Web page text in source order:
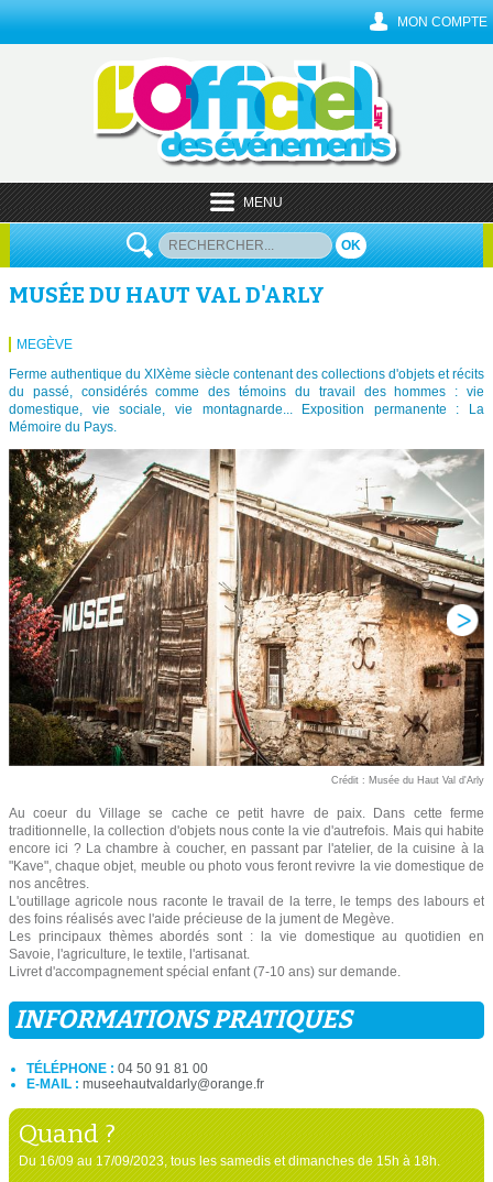
MON COMPTE
MENU
OK
MUSÉE DU HAUT VAL D'ARLY
MEGÈVE
Ferme authentique du XIXème siècle contenant des collections d'objets et récits
du passé, considérés comme des témoins du travail des hommes : vie
domestique, vie sociale, vie montagnarde... Exposition permanente : La
Mémoire du Pays.
Crédit : Musée du Haut Val d'Arly
Au coeur du Village se cache ce petit havre de paix. Dans cette ferme
traditionnelle, la collection d'objets nous conte la vie d'autrefois. Mais qui habite
encore ici ? La chambre à coucher, en passant par l'atelier, de la cuisine à la
"Kave", chaque objet, meuble ou photo vous feront revivre la vie domestique de
nos ancêtres.
L'outillage agricole nous raconte le travail de la terre, le temps des labours et
des foins réalisés avec l'aide précieuse de la jument de Megève.
Les principaux thèmes abordés sont : la vie domestique au quotidien en
Savoie, l'agriculture, le textile, l'artisanat.
Livret d'accompagnement spécial enfant (7-10 ans) sur demande.
INFORMATIONS PRATIQUES
TÉLÉPHONE : 04 50 91 81 00
E-MAIL : museehautvaldarly@orange.fr
Quand ?
Du 16/09 au 17/09/2023, tous les samedis et dimanches de 15h à 18h.